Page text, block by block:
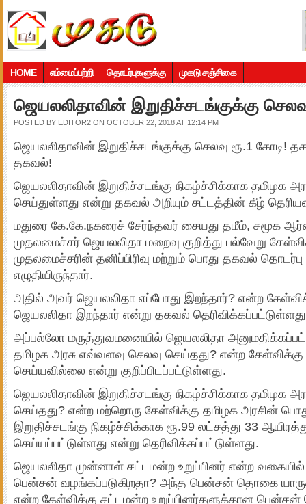
HOME எம்மைப்பற்றி தொடர்புகளுக்கு முகடு சஞ்சிகை
ஜெயலலிதாவின் இறுதிச்சடங்குக்கு
POSTED BY EDITOR2 ON OCTOBER 22, 2018 AT 12:14 PM
ஜெயலலிதாவின் இறுதிச்சடங்குக்கு செலவு ரூ.1 கோடி!
தகவல்!
ஜெயலலிதாவின் இறுதிச்சடங்கு நிகழ்ச்சிக்காக தமிழக
செய்துள்ளது என்று தகவல் அறியும் சட்டத்தின் கீழ்
மதுரை கே.கே.நகரைச் சேர்ந்தவர் சையது தமீம், சமூக
முதலமைச்சர் ஜெயலலிதா மறைவு குறித்து பல்வேறு
முதலமைச்சரின் தனிப்பிரிவு மற்றும் பொது தகவல் தொடர்பு
எழுதியிருந்தார்.
அதில் அவர் ஜெயலலிதா எப்போது இறந்தார்? என்ற
ஜெயலலிதா இறந்தார் என்று தகவல்
அப்பல்லோ மருத்துவமனையில் ஜெயலலிதா
தமிழக அரசு எவ்வளவு செலவு செய்தது? என்ற கேள்விக்கு
செய்யவில்லை என்று குறிப்பிடப்பட்டுள்ளது.
ஜெயலலிதாவின் இறுதிச்சடங்கு நிகழ்ச்சிக்காக தமிழக
செய்தது? என்ற மற்றொரு கேள்விக்கு தமிழக அரசின்
இறுதிச்சடங்கு நிகழ்ச்சிக்காக ரூ.99 லட்சத்து 33
செய்யப்பட்டுள்ளது என்று தெரிவிக்கப்பட்டுள்ளது.
ஜெயலலிதா முன்னாள் சட்டமன்ற உறுப்பினர் என்ற
பென்சன் வழங்கப்படுகிறதா? அந்த பென்சன் தொகை
என்ற கேள்விக்கு சட்டமன்ற உறுப்பினர்களுக்கான